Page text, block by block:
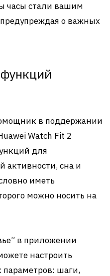
часы стали вашим
о важных
в поддержании
Watch Fit 2
для
активности, сна и
иметь
можно носить на
в приложении
настроить
шаги,